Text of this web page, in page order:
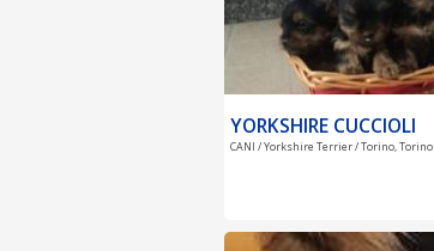
YORKSHIRE CUCCIOLI
CANI / Yorkshire Terrier / Torino, Torino